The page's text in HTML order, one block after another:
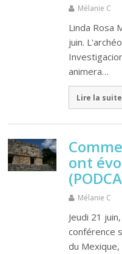
Mélanie C
Linda Rosa
juin.
animera…
Lire la suite
ont
Mélanie C
Jeudi 21
conférence
du